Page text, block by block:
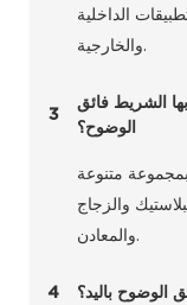
الداخلية
والخارجية.
3
الشريط فائق
الوضوح؟
متنوعة
والزجاج
والمعادن.
4 باليد؟